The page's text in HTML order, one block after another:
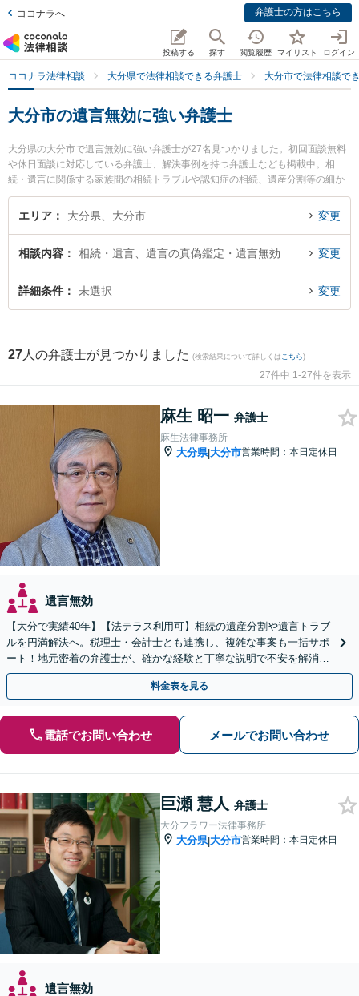
ココナラへ 弁護士の方はこちら
投稿する 探す 閲覧履歴 マイリスト ログイン
ココナラ法律相談 大分県で法律相談できる弁護士 大分市で法律相談で
大分市の遺言無効に強い弁護士
大分県の大分市で遺言無効に強い弁護士が27名見つかりました。初回面談無料
や休日面談に対応している弁護士、解決事例を持つ弁護士なども掲載中。相
続・遺言に関係する家族間の相続トラブルや認知症の相続、遺産分割等の細か
な分野での絞り込み検索もでき便利です。特に麻生法律事務所の麻生 昭一弁護
士や大分フラワー法律事務所の巨瀬 慧人弁護士、あいち法律事務所の木上 雄二
い』『遺言無効のトラブル解決の実績豊富な近くの弁護士を検索したい』『初
回相談無料で遺言無効を法律相談できる大分市内の弁護士に相談予約したい』
などでお困りの相談者さんにおすすめです。
エリア 大分県、大分市 変更
相談内容 相続・遺言、遺言の真偽鑑定・遺言無効 変更
詳細条件 未選択 変更
27 人の弁護士が見つかりました (検索結果について詳しくは こちら)
27件中 1-27件を表示
麻生 昭一 弁護士
麻生法律事務所
大分県|大分市営業時間：本日定休日
遺言無効
【大分で実績40年】【法テラス利用可】相続の遺産分割や遺言トラブ
ルを円満解決へ。税理士・会計士とも連携し、複雑な事案も一括サポ
ート！地元密着の弁護士が、確かな経験と丁寧な説明で不安を解消し
ます。まずはお気軽にご相談ください。【休日面談可】
料金表を見る
電話でお問い合わせ メールでお問い合わせ
巨瀬 慧人 弁護士
大分フラワー法律事務所
大分県|大分市営業時間：本日定休日
遺言無効